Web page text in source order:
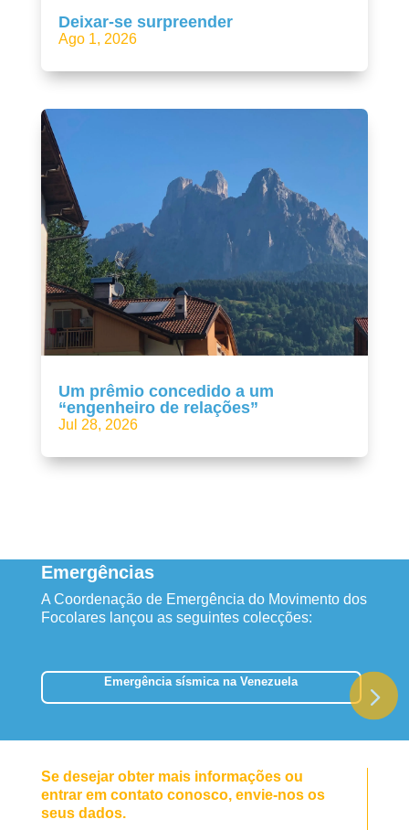
Deixar-se surpreender
Ago 1, 2026
Um prêmio concedido a um
“engenheiro de relações”
Jul 28, 2026
Emergências
A Coordenação de Emergência do Movimento dos
Focolares lançou as seguintes colecções:
Emergência sísmica na Venezuela
Se desejar obter mais informações ou
entrar em contato conosco, envie-nos os
seus dados.